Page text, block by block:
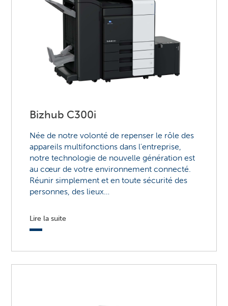
Bizhub C300i
Née de notre volonté de repenser le rôle des
appareils multifonctions dans l'entreprise,
notre technologie de nouvelle génération est
au cœur de votre environnement connecté.
Réunir simplement et en toute sécurité des
personnes, des lieux…
Lire la suite